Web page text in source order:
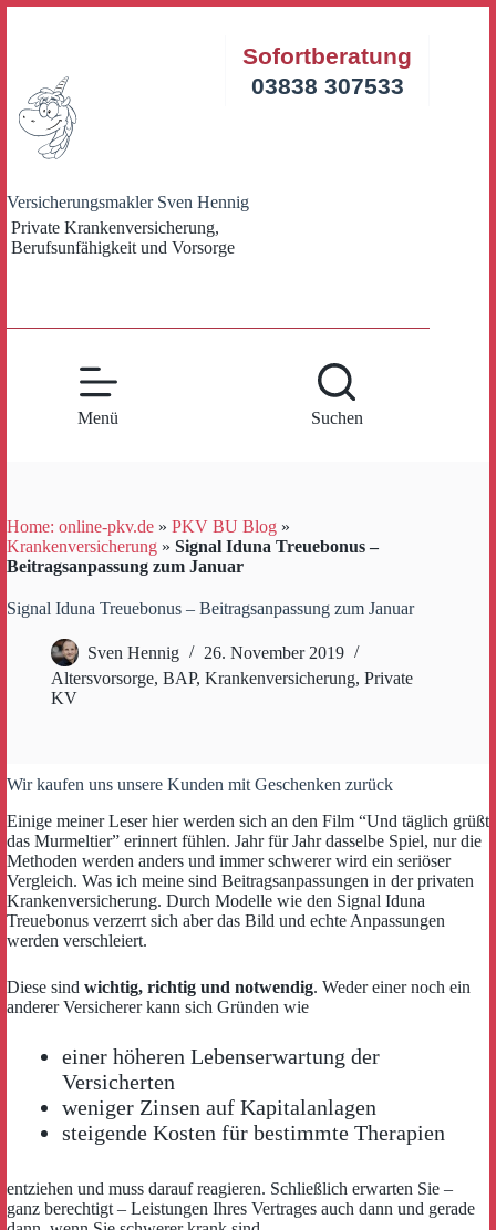
Versicherungsmakler Sven Hennig
Private Krankenversicherung,
Berufsunfähigkeit und Vorsorge
Sofortberatung
03838 307533
Menü Suchen
Home: online-pkv.de » PKV BU Blog »
Krankenversicherung » Signal Iduna Treuebonus –
Beitragsanpassung zum Januar
Signal Iduna Treuebonus – Beitragsanpassung zum Januar
Sven Hennig
26. November 2019
Altersvorsorge, BAP, Krankenversicherung, Private
KV
Wir kaufen uns unsere Kunden mit Geschenken zurück
Einige meiner Leser hier werden sich an den Film “Und täglich grüßt
das Murmeltier” erinnert fühlen. Jahr für Jahr dasselbe Spiel, nur die
Methoden werden anders und immer schwerer wird ein seriöser
Vergleich. Was ich meine sind Beitragsanpassungen in der privaten
Krankenversicherung. Durch Modelle wie den Signal Iduna
Treuebonus verzerrt sich aber das Bild und echte Anpassungen
werden verschleiert.
Diese sind wichtig, richtig und notwendig. Weder einer noch ein
anderer Versicherer kann sich Gründen wie
einer höheren Lebenserwartung der
Versicherten
weniger Zinsen auf Kapitalanlagen
steigende Kosten für bestimmte Therapien
entziehen und muss darauf reagieren. Schließlich erwarten Sie –
ganz berechtigt – Leistungen Ihres Vertrages auch dann und gerade